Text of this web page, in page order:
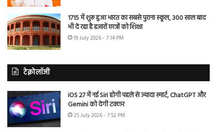
1715 में शुरू हुआ भारत का सबसे पुराना स्कूल, 300 साल बाद
भी दे रहा है हजारों छात्रों को शिक्षा
19 July 2026 - 7:14 PM
टेक्नोलॉजी
iOS 27 में नई Siri होगी पहले से ज्यादा स्मार्ट, ChatGPT और
Gemini को देगी टक्कर
25 July 2026 - 7:52 PM